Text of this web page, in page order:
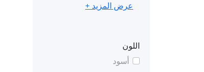
عرض المزيد +
اللون
أسود